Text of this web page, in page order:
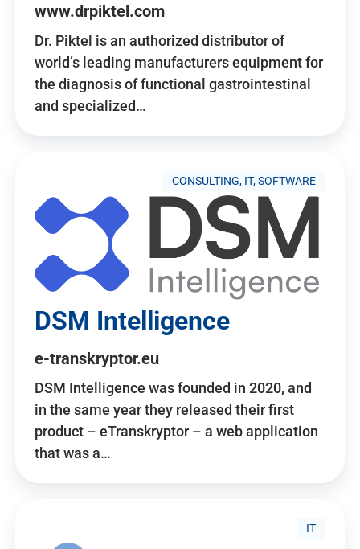
www.drpiktel.com
Dr. Piktel is an authorized distributor of
world’s leading manufacturers equipment for
the diagnosis of functional gastrointestinal
and specialized…
CONSULTING, IT, SOFTWARE
DSM Intelligence
e-transkryptor.eu
DSM Intelligence was founded in 2020, and
in the same year they released their first
product – eTranskryptor – a web application
that was a…
IT